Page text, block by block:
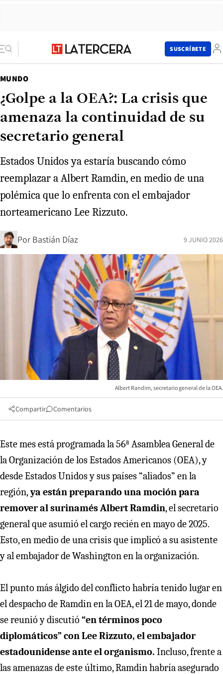
SUSCRÍBETE
MUNDO
¿Golpe a la OEA?: La crisis que
amenaza la continuidad de su
secretario general
Estados Unidos ya estaría buscando cómo
reemplazar a Albert Ramdin, en medio de una
polémica que lo enfrenta con el embajador
norteamericano Lee Rizzuto.
Por Bastián Díaz 9 JUNIO 2026
Albert Randim, secretario general de la OEA.
Compartir Comentarios
Este mes está programada la 56ª Asamblea General de
la Organización de los Estados Americanos (OEA), y
desde Estados Unidos y sus países “aliados” en la
región,ya están preparando una moción para
remover al surinamés Albert Ramdin, el secretario
general que asumió el cargo recién en mayo de 2025.
Esto, en medio de una crisis que implicó a su asistente
y al embajador de Washington en la organización.
El punto más álgido del conflicto habría tenido lugar en
el despacho de Ramdin en la OEA, el 21 de mayo, donde
se reunió y discutió “en términos poco
diplomáticos” con Lee Rizzuto, el embajador
estadounidense ante el organismo. Incluso, frente a
las amenazas de este último, Ramdin habría asegurado